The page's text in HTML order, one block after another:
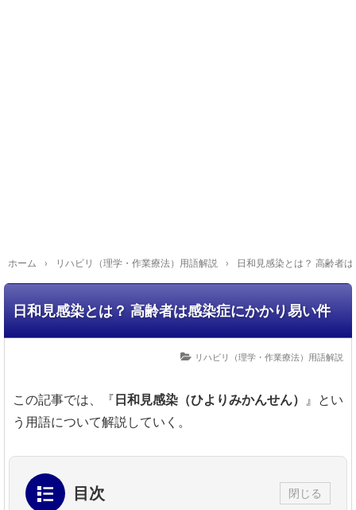
ホーム › リハビリ（理学・作業療法）用語解説 › 日和見感染とは？ 高齢者
日和見感染とは？ 高齢者は感染症にかかり易い件
リハビリ（理学・作業療法）用語解説
この記事では、『 日和見感染（ひよりみかんせん） 』とい
う用語について解説していく。
目次 閉じる